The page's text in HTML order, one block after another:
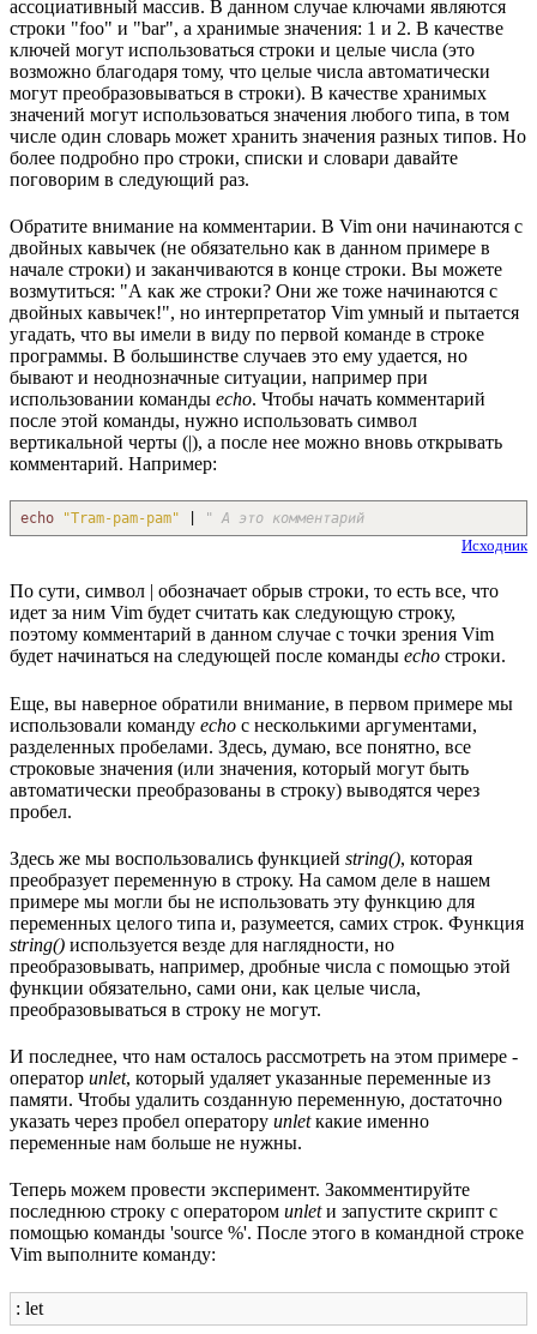
ассоциативный массив. В данном случае ключами являются
строки "foo" и "bar", а хранимые значения: 1 и 2. В качестве
ключей могут использоваться строки и целые числа (это
возможно благодаря тому, что целые числа автоматически
могут преобразовываться в строки). В качестве хранимых
значений могут использоваться значения любого типа, в том
числе один словарь может хранить значения разных типов. Но
более подробно про строки, списки и словари давайте
поговорим в следующий раз.
Обратите внимание на комментарии. В Vim они начинаются с
двойных кавычек (не обязательно как в данном примере в
начале строки) и заканчиваются в конце строки. Вы можете
возмутиться: "А как же строки? Они же тоже начинаются с
двойных кавычек!", но интерпретатор Vim умный и пытается
угадать, что вы имели в виду по первой команде в строке
программы. В большинстве случаев это ему удается, но
бывают и неоднозначные ситуации, например при
использовании команды echo. Чтобы начать комментарий
после этой команды, нужно использовать символ
вертикальной черты (|), а после нее можно вновь открывать
комментарий. Например:
echo "Tram-pam-pam" " А это комментарий
Исходник
По сути, символ | обозначает обрыв строки, то есть все, что
идет за ним Vim будет считать как следующую строку,
поэтому комментарий в данном случае с точки зрения Vim
будет начинаться на следующей после команды echo строки.
Еще, вы наверное обратили внимание, в первом примере мы
использовали команду echo с несколькими аргументами,
разделенных пробелами. Здесь, думаю, все понятно, все
строковые значения (или значения, который могут быть
автоматически преобразованы в строку) выводятся через
пробел.
Здесь же мы воспользовались функцией string(), которая
преобразует переменную в строку. На самом деле в нашем
примере мы могли бы не использовать эту функцию для
переменных целого типа и, разумеется, самих строк. Функция
string() используется везде для наглядности, но
преобразовывать, например, дробные числа с помощью этой
функции обязательно, сами они, как целые числа,
преобразовываться в строку не могут.
И последнее, что нам осталось рассмотреть на этом примере -
оператор unlet, который удаляет указанные переменные из
памяти. Чтобы удалить созданную переменную, достаточно
указать через пробел оператору unletкакие именно
переменные нам больше не нужны.
Теперь можем провести эксперимент. Закомментируйте
последнюю строку с оператором unletи запустите скрипт с
помощью команды 'source %'. После этого в командной строке
Vim выполните команду:
: let